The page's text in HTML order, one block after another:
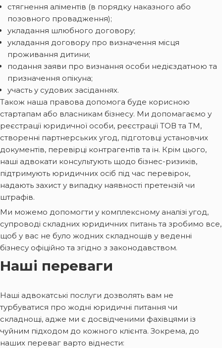
стягнення аліментів (в порядку наказного або
позовного провадження);
укладання шлюбного договору;
укладання договору про визначення місця
проживання дитини;
подання заяви про визнання особи недієздатною та
призначення опікуна;
участь у судових засіданнях.
Також наша правова допомога буде корисною
стартапам або власникам бізнесу. Ми допомагаємо у
реєстрації юридичної особи, реєстрації ТОВ та ТМ,
створенні партнерських угод, підготовці установчих
документів, перевірці контрагентів та ін. Крім цього,
наші адвокати консультують щодо бізнес-ризиків,
підтримують юридичних осіб під час перевірок,
надають захист у випадку наявності претензій чи
штрафів.
Ми можемо допомогти у комплексному аналізі угод,
супроводі складних юридичних питань та зробимо все,
щоб у вас не було жодних складнощів у веденні
бізнесу офіційно та згідно з законодавством.
Наші переваги
Наші адвокатські послуги дозволять вам не
турбуватися про жодні юридичні питання чи
складнощі, адже ми є досвідченими фахівцями із
чуйним підходом до кожного клієнта. Зокрема, до
наших переваг варто віднести: